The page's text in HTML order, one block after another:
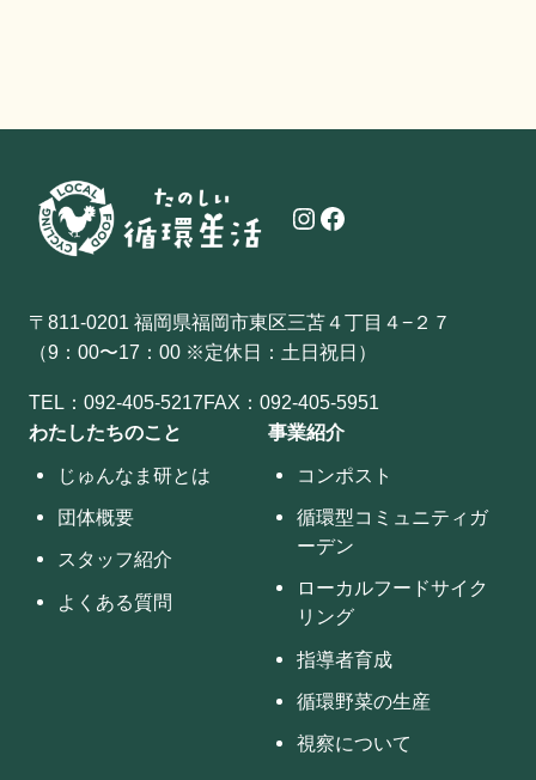
Instagram Facebook
〒811-0201 福岡県福岡市東区三苫４丁目４−２７
（9：00〜17：00 ※定休日：土日祝日）
TEL：092-405-5217FAX：092-405-5951
わたしたちのこと
じゅんなま研とは
団体概要
スタッフ紹介
よくある質問
事業紹介
コンポスト
循環型コミュニティガ
ーデン
ローカルフードサイク
リング
指導者育成
循環野菜の生産
視察について